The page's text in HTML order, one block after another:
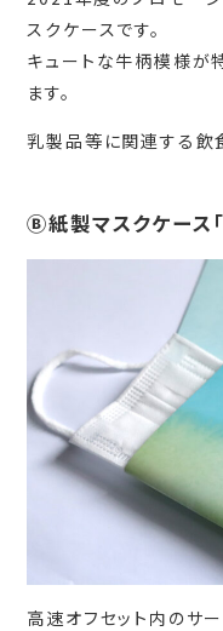
スクケースです。
キュートな牛柄模様が
ます。
乳製品等に関連する飲
Ⓑ紙製マスクケー
高速オフセット内のサ